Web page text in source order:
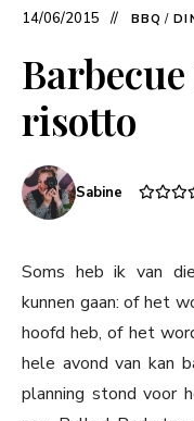
14/06/2015 BBQ /
risotto
Sabine
Soms heb ik van
kunnen gaan: of het
hoofd heb, of het
hele avond van kan
planning stond voor